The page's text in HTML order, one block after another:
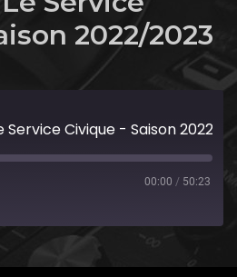
2022/2023
00:00 / 50:23